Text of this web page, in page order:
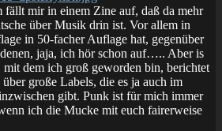
fällt mir in einem Zine auf, daß da mehr
über Musik drin ist. Vor allem in
in 50-facher Auflage hat, gegenüber
jaja, ich hör schon auf….. Aber is
dem ich groß geworden bin, berichtet
große Labels, die es ja auch im
gibt. Punk ist für mich immer
ich die Mucke mit euch fairerweise